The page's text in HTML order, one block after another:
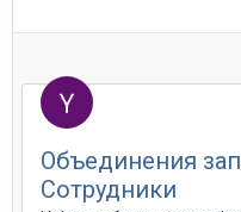
Объединения
Сотрудники